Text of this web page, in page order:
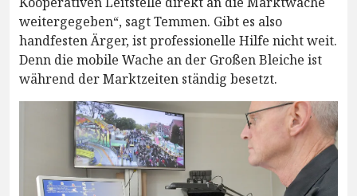
weitergegeben“, sagt Temmen. Gibt es also
handfesten Ärger, ist professionelle Hilfe nicht weit.
Denn die mobile Wache an der Großen Bleiche ist
während der Marktzeiten ständig besetzt.